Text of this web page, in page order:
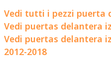
Vedi tutti i pezzi puerta
Vedi puertas delantera
Vedi puertas delantera
2012-2018